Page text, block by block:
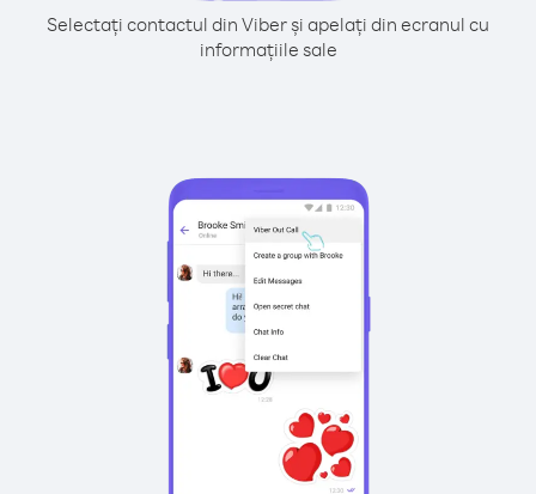
Selectați contactul din Viber și apelați din ecranul cu
informațiile sale